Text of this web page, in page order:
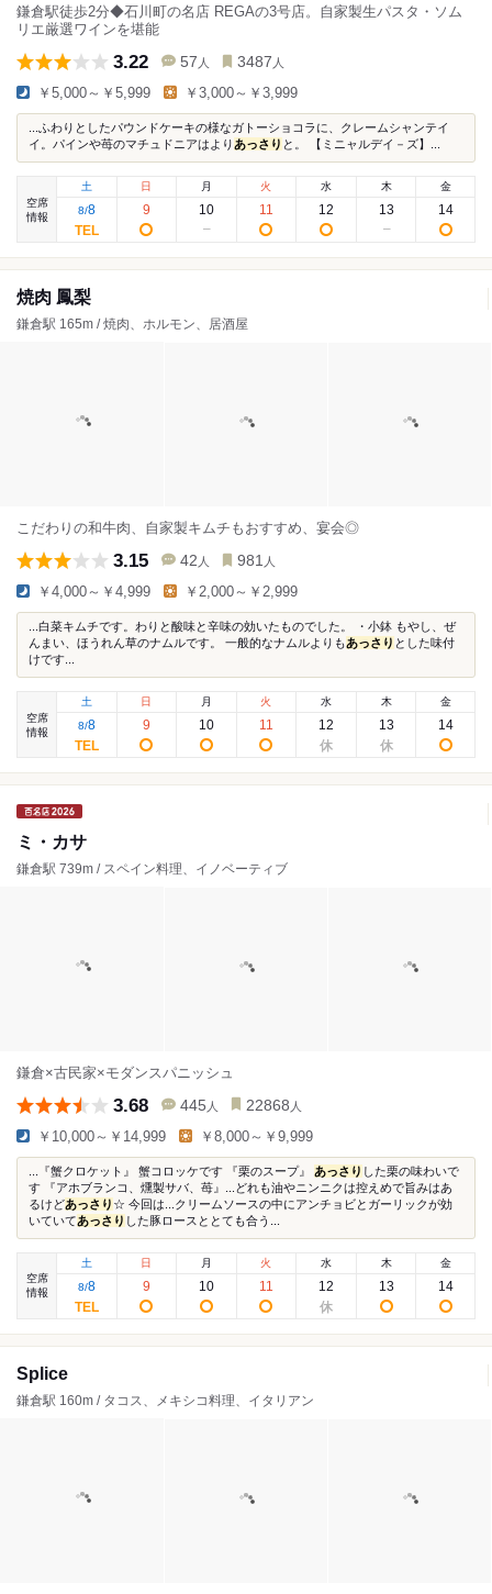
鎌倉駅徒歩2分◆石川町の名店 REGAの3号店。自家製生パスタ・ソム
リエ厳選ワインを堪能
3.22 57 人 3487 人
￥5,000～￥5,999 ￥3,000～￥3,999
...ふわりとしたパウンドケーキの様なガトーショコラに、クレームシャンテイ
イ。パインや苺のマチュドニアはより あっさり と。 【ミニャルデイ－ズ】...
空席
情報
土
8/8
日
9
月
10
火
11
水
12
木
13
金
14
焼肉 鳳梨
鎌倉駅 165m / 焼肉、ホルモン、居酒屋
こだわりの和牛肉、自家製キムチもおすすめ、宴会◎
3.15 42 人 981 人
￥4,000～￥4,999 ￥2,000～￥2,999
...白菜キムチです。わりと酸味と辛味の効いたものでした。 ・小鉢 もやし、ぜ
んまい、ほうれん草のナムルです。 一般的なナムルよりもあっさり とした味付
けです...
空席
情報
土
8/8
日
9
月
10
火
11
水
12
木
13
金
14
ミ・カサ
鎌倉駅 739m / スペイン料理、イノベーティブ
鎌倉×古民家×モダンスパニッシュ
3.68 445 人 22868 人
￥10,000～￥14,999 ￥8,000～￥9,999
...『蟹クロケット』 蟹コロッケです 『栗のスープ』 あっさり した栗の味わいで
す 『アホブランコ、燻製サバ、苺』...どれも油やニンニクは控えめで旨みはあ
るけどあっさり ☆ 今回は...クリームソースの中にアンチョビとガーリックが効
いていてあっさり した豚ロースととても合う...
空席
情報
土
8/8
日
9
月
10
火
11
水
12
木
13
金
14
Splice
鎌倉駅 160m / タコス、メキシコ料理、イタリアン